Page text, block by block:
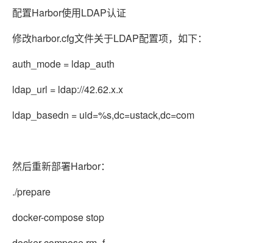
配置Harbor使用LDAP认证
修改harbor.cfg文件关于LDAP配置项，如下：
auth_mode = ldap_auth
ldap_url = ldap://42.62.x.x
ldap_basedn = uid=%s,dc=ustack,dc=com
然后重新部署Harbor：
./prepare
docker-compose stop